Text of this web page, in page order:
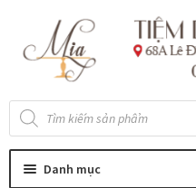
đến
Điều
đến
nội
Tìm
kiếm
sản
Danh mục